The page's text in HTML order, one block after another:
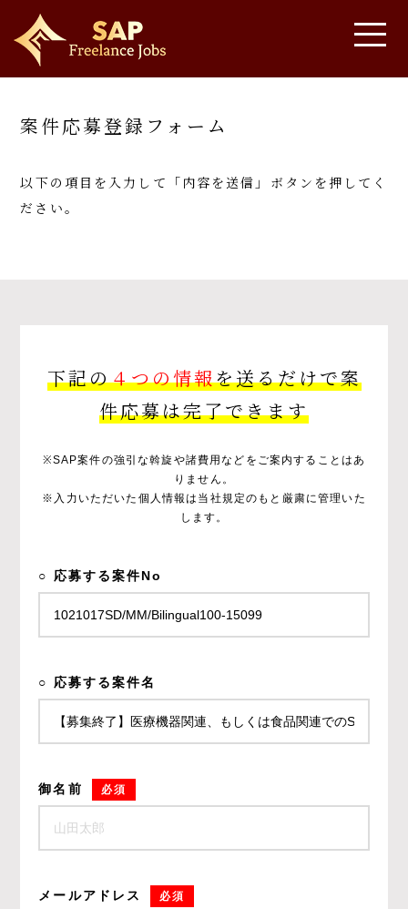
案件応募登録フォーム
以下の項目を入力して「内容を送信」ボタンを押してく
ださい。
下記の４つの情報を送るだけで案
件応募は完了できます
※SAP案件の強引な斡旋や諸費用などをご案内することはあ
りません。
※入力いただいた個人情報は当社規定のもと厳粛に管理いた
します。
○ 応募する案件No
○ 応募する案件名
御名前 必須
メールアドレス 必須